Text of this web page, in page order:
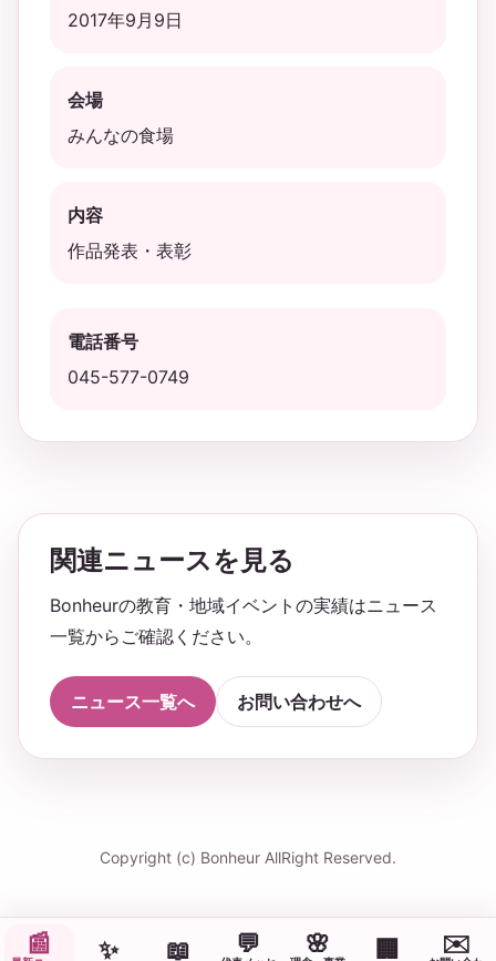
2017年9月9日
会場
みんなの食場
内容
作品発表・表彰
電話番号
045-577-0749
関連ニュースを見る
Bonheurの教育・地域イベントの実績はニュース
一覧からご確認ください。
ニュース一覧へ お問い合わせへ
Copyright (c) Bonheur AllRight Reserved.
📰 ✨ 📖 💬 🌸 🏢 ✉️